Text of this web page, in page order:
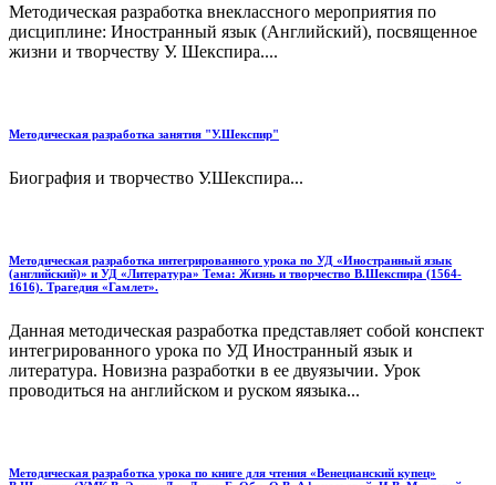
Методическая разработка внеклассного мероприятия по
дисциплине: Иностранный язык (Английский), посвященное
жизни и творчеству У. Шекспира....
Методическая разработка занятия "У.Шекспир"
Биография и творчество У.Шекспира...
Методическая разработка интегрированного урока по УД «Иностранный язык
(английский)» и УД «Литература» Тема: Жизнь и творчество В.Шекспира (1564-
1616). Трагедия «Гамлет».
Данная методическая разработка представляет собой конспект
интегрированного урока по УД Иностранный язык и
литература. Новизна разработки в ее двуязычии. Урок
проводиться на английском и руском яязыка...
Методическая разработка урока по книге для чтения «Венецианский купец»